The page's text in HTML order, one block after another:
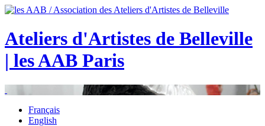
Ateliers d'Artistes de Belleville
| les AAB Paris
Français
English